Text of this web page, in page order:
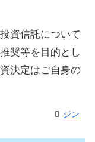
資信託について
奨等を目的とし
決定はご自身の
ジン